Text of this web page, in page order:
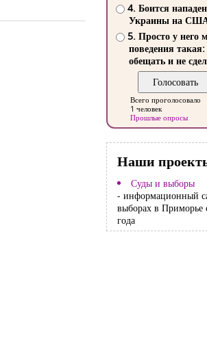
4. Боится
Украины на
5. Просто у него
поведения такая:
обещать и не
Всего проголосовало
1 человек
Прошлые опросы
Наши
Суды и выборы
- информационный
выборах в Приморье
года